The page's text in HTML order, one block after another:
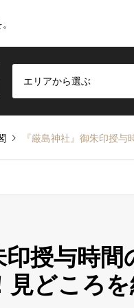
エリアから選ぶ
『厳島神社』御朱印授
印授与時
どころ